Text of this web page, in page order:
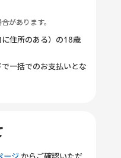
があります。
住所のある）の18歳
一括でのお支払いとな